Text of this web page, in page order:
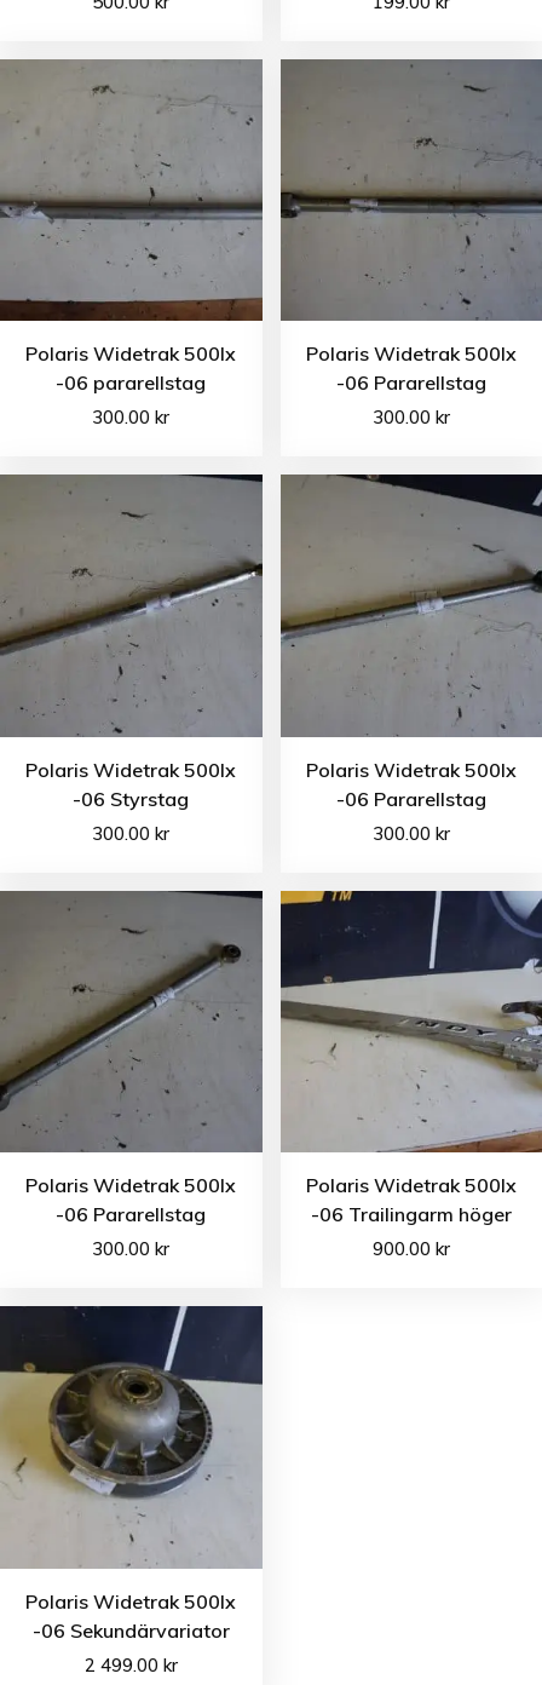
Polaris Widetrak 500lx
-06 pararellstag
300.00kr
Polaris Widetrak 500lx
-06 Pararellstag
300.00 kr
Polaris Widetrak 500lx
-06 Styrstag
300.00kr
Polaris Widetrak 500lx
-06 Pararellstag
300.00 kr
Polaris Widetrak 500lx
-06 Pararellstag
300.00kr
Polaris Widetrak 500lx
-06 Trailingarm höger
900.00 kr
Polaris Widetrak 500lx
-06 Sekundärvariator
2 499.00 kr